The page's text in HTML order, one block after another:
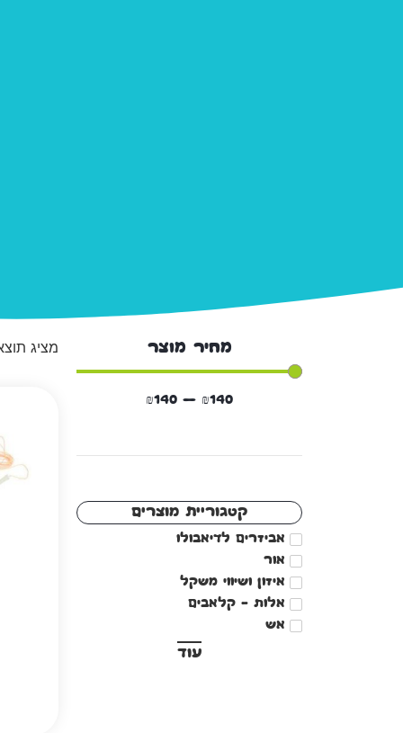
מחיר מוצר
₪140
—
₪140
קטגוריית מוצרים
אביזרים לדיאבולו
אור
איזון ושיווי משקל
אלות – קלאבים
אש
עוד
מציג